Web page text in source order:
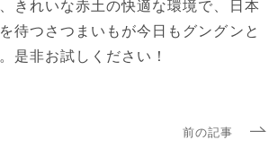
きれいな赤土の快適な環境で、日本
待つさつまいもが今日もグングンと
是非お試しください！
前の記事